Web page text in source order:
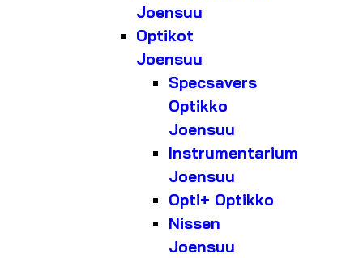
Joensuu
Optikot
Joensuu
Specsavers
Optikko
Joensuu
Instrumentarium
Joensuu
Opti+ Optikko
Nissen
Joensuu